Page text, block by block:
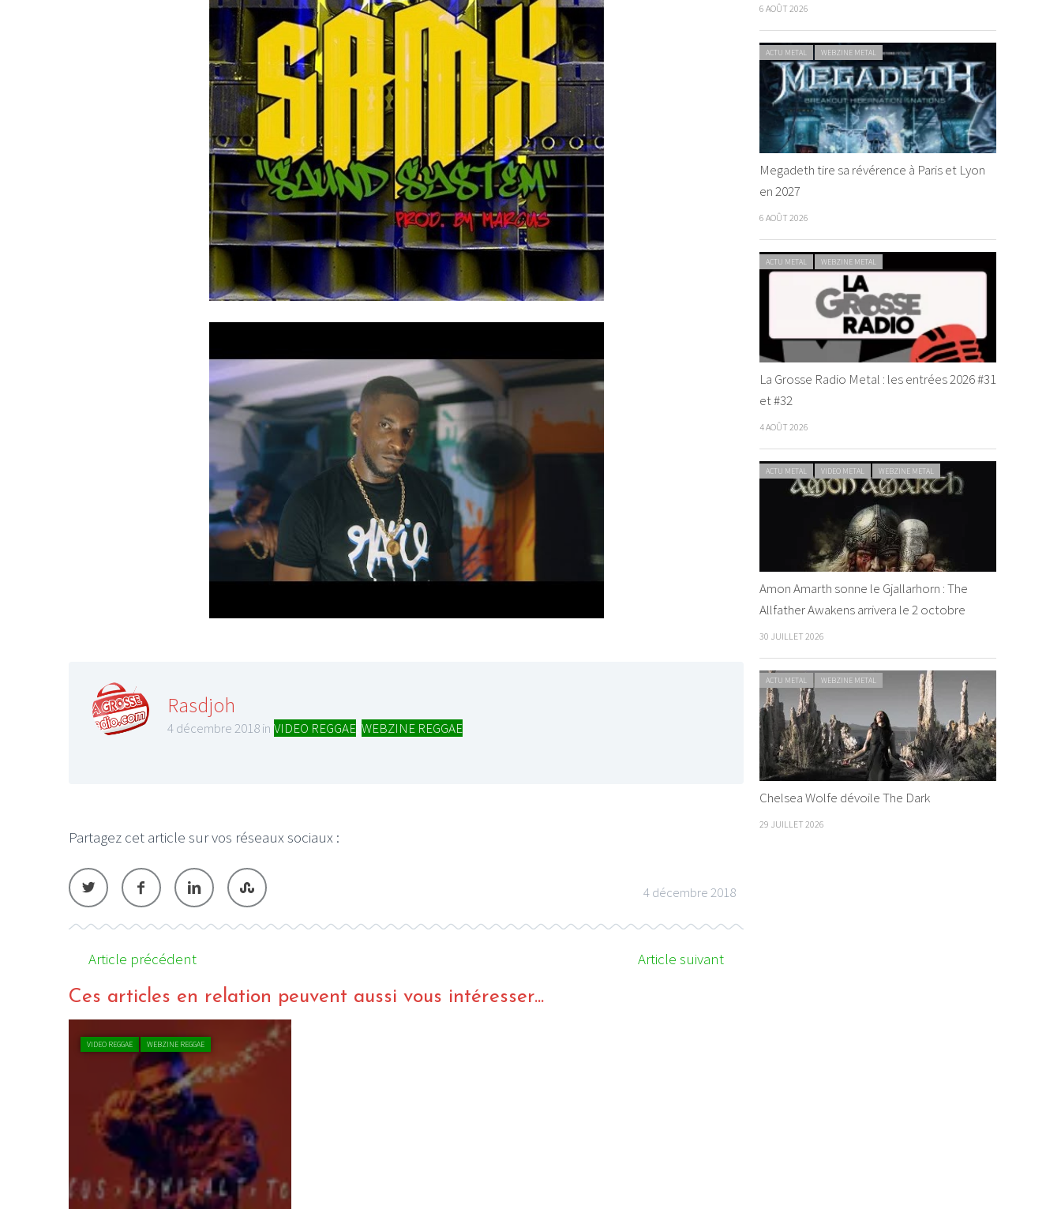
Rasdjoh
4 décembre 2018 in VIDEO REGGAE WEBZINE REGGAE
Partagez cet article sur vos réseaux sociaux :
4 décembre 2018
Article précédent Article suivant
Ces articles en relation peuvent aussi vous intéresser...
VIDEO REGGAE WEBZINE REGGAE
6 AOÛT 2026
ACTU METAL WEBZINE METAL
Megadeth tire sa révérence à Paris et Lyon
en 2027
6 AOÛT 2026
ACTU METAL WEBZINE METAL
La Grosse Radio Metal : les entrées 2026 #31
et #32
4 AOÛT 2026
ACTU METAL VIDEO METAL WEBZINE METAL
Amon Amarth sonne le Gjallarhorn : The
Allfather Awakens arrivera le 2 octobre
30 JUILLET 2026
ACTU METAL WEBZINE METAL
Chelsea Wolfe dévoile The Dark
29 JUILLET 2026